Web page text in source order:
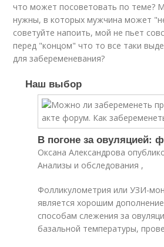
что может посоветовать по теме?
нужны, в которых мужчина может
советуйте напоить, мой не пьет
перед "концом" что то все таки
для забеременевания?
Наш выбор
В погоне за овуляцией:
Оксана Александрова
Анализы и обследования ,
Фолликулометрия или УЗИ-
является хорошим
способам слежения за
базальной температуры,